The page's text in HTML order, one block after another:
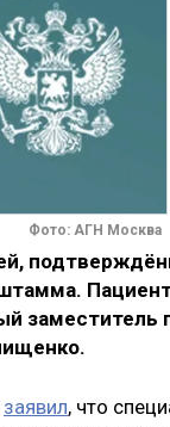
Фото: АГН Москва
заместитель
заявил, что